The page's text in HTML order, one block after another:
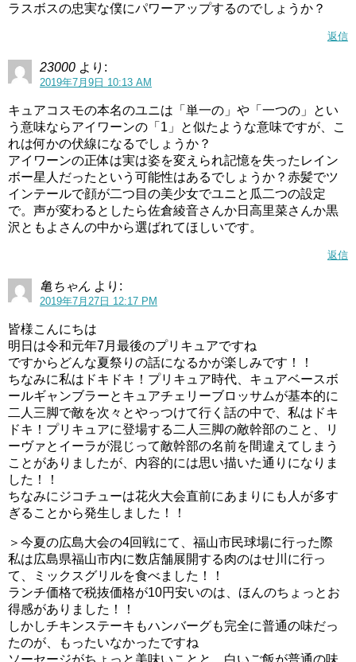
ラスボスの忠実な僕にパワーアップするのでしょうか？
返信
23000 より:
2019年7月9日 10:13 AM
キュアコスモの本名のユニは「単一の」や「一つの」とい
う意味ならアイワーンの「1」と似たような意味ですが、こ
れは何かの伏線になるでしょうか？
アイワーンの正体は実は姿を変えられ記憶を失ったレイン
ボー星人だったという可能性はあるでしょうか？赤髪でツ
インテールで顔が二つ目の美少女でユニと瓜二つの設定
で。声が変わるとしたら佐倉綾音さんか日高里菜さんか黒
沢ともよさんの中から選ばれてほしいです。
返信
亀ちゃん より:
2019年7月27日 12:17 PM
皆様こんにちは
明日は令和元年7月最後のプリキュアですね
ですからどんな夏祭りの話になるかが楽しみです！！
ちなみに私はドキドキ！プリキュア時代、キュアベースボ
ールギャンブラーとキュアチェリーブロッサムが基本的に
二人三脚で敵を次々とやっつけて行く話の中で、私はドキ
ドキ！プリキュアに登場する二人三脚の敵幹部のこと、リ
ーヴァとイーラが混じって敵幹部の名前を間違えてしまう
ことがありましたが、内容的には思い描いた通りになりま
した！！
ちなみにジコチューは花火大会直前にあまりにも人が多す
ぎることから発生しました！！
＞今夏の広島大会の4回戦にて、福山市民球場に行った際
私は広島県福山市内に数店舗展開する肉のはせ川に行っ
て、ミックスグリルを食べました！！
ランチ価格で税抜価格が10円安いのは、ほんのちょっとお
得感がありました！！
しかしチキンステーキもハンバーグも完全に普通の味だっ
たのが、もったいなかったですね
ソーセージがちょっと美味いことと、白いご飯が普通の味